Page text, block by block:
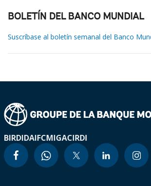
BOLETÍN DEL BANCO MUNDIAL
Suscríbase al boletín semanal del Banco
BIRDIDAIFCMIGACIRDI